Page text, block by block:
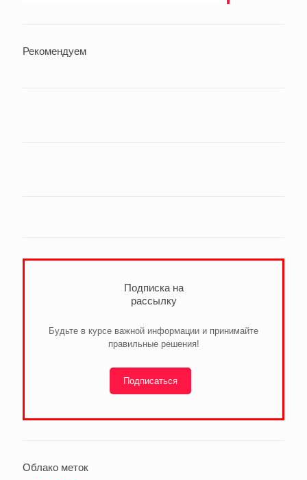
Рекомендуем
Подписка на
рассылку
Будьте в курсе важной информации и принимайте
правильные решения!
Подписаться
Облако меток